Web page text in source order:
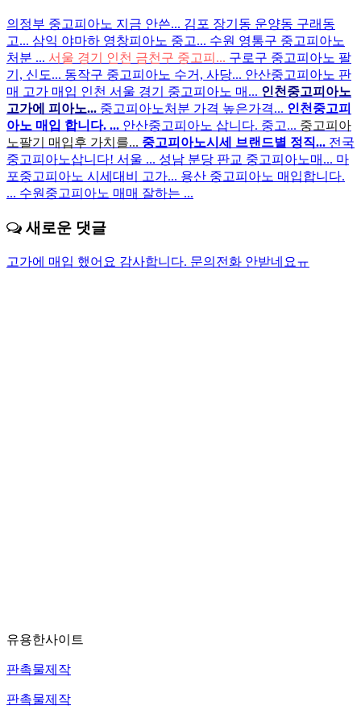
의정부 중고피아노 지금 안쓴... 김포 장기동 운양동 구래동
고... 삼익 야마하 영창피아노 중고... 수원 영통구 중고피아노
처분 ... 서울 경기 인천 금천구 중고피... 구로구 중고피아노 팔
기, 신도... 동작구 중고피아노 수거, 사당... 안산중고피아노 판
매 고가 매입 인천 서울 경기 중고피아노 매... 인천중고피아노
고가에 피아노... 중고피아노처분 가격 높은가격... 인천중고피
아노 매입 합니다. ... 안산중고피아노 삽니다. 중고... 중고피아
노팔기 매입후 가치를... 중고피아노시세 브랜드별 정직... 전국
중고피아노삽니다! 서울 ... 성남 분당 판교 중고피아노매... 마
포중고피아노 시세대비 고가... 용산 중고피아노 매입합니다.
... 수원중고피아노 매매 잘하는 ...
새로운 댓글
고가에 매입 했어요 감사합니다. 문의전화 안받네요ㅠ
유용한사이트
판촉물제작
판촉물제작